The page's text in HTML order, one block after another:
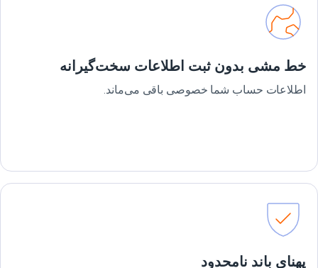
خط مشی بدون ثبت اطلاعات سخت‌گیرانه
اطلاعات حساب شما خصوصی باقی می‌ماند.
پهنای باند نامحدود